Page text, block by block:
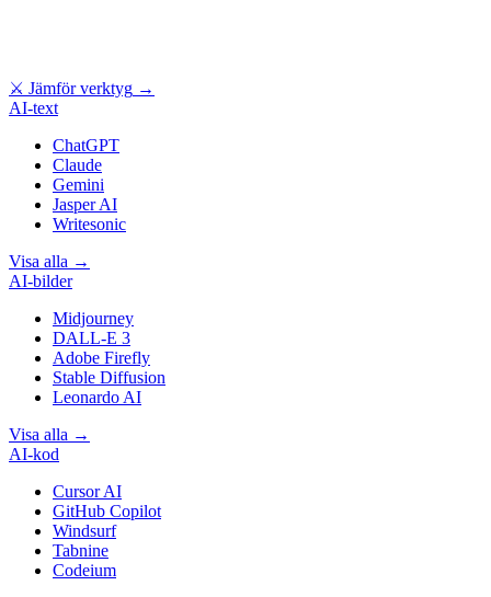
⚔ Jämför verktyg →
AI-text
ChatGPT
Claude
Gemini
Jasper AI
Writesonic
Visa alla →
AI-bilder
Midjourney
DALL-E 3
Adobe Firefly
Stable Diffusion
Leonardo AI
Visa alla →
AI-kod
Cursor AI
GitHub Copilot
Windsurf
Tabnine
Codeium